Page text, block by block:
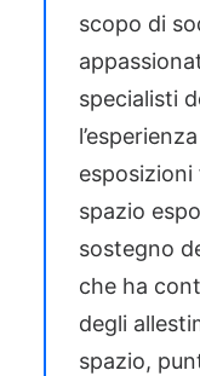
scopo di
specialisti
spazio
sostegno
che ha
degli
spazio,